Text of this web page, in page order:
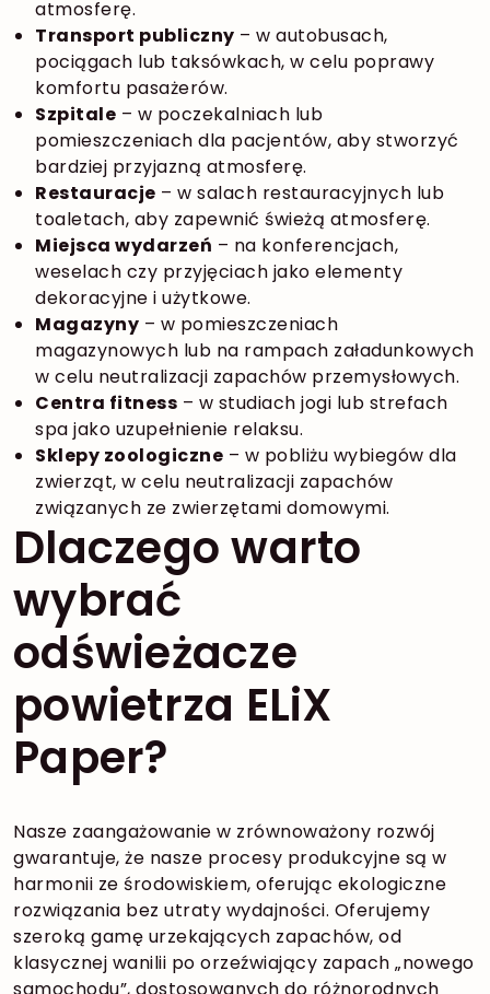
atmosferę.
Transport publiczny – w autobusach,
pociągach lub taksówkach, w celu poprawy
komfortu pasażerów.
Szpitale – w poczekalniach lub
pomieszczeniach dla pacjentów, aby stworzyć
bardziej przyjazną atmosferę.
Restauracje – w salach restauracyjnych lub
toaletach, aby zapewnić świeżą atmosferę.
Miejsca wydarzeń – na konferencjach,
weselach czy przyjęciach jako elementy
dekoracyjne i użytkowe.
Magazyny – w pomieszczeniach
magazynowych lub na rampach załadunkowych
w celu neutralizacji zapachów przemysłowych.
Centra fitness – w studiach jogi lub strefach
spa jako uzupełnienie relaksu.
Sklepy zoologiczne – w pobliżu wybiegów dla
zwierząt, w celu neutralizacji zapachów
związanych ze zwierzętami domowymi.
Dlaczego warto
wybrać
odświeżacze
powietrza ELiX
Paper?
Nasze zaangażowanie w zrównoważony rozwój
gwarantuje, że nasze procesy produkcyjne są w
harmonii ze środowiskiem, oferując ekologiczne
rozwiązania bez utraty wydajności. Oferujemy
szeroką gamę urzekających zapachów, od
klasycznej wanilii po orzeźwiający zapach „nowego
samochodu”, dostosowanych do różnorodnych